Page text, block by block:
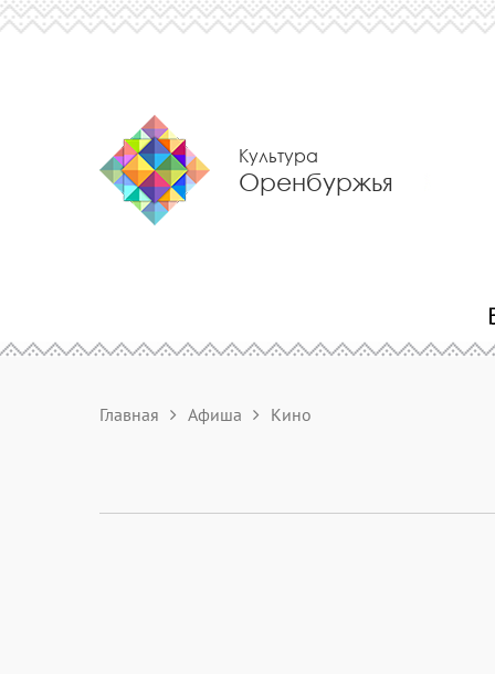
Культура
Оренбуржья
Главная Афиша Кино